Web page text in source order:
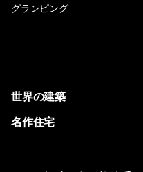
グランピング
世界の建築
名作住宅